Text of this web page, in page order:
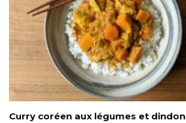
Curry coréen aux légumes et dindon